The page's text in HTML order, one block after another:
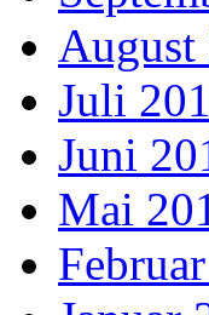
August
Juli
Juni
Mai